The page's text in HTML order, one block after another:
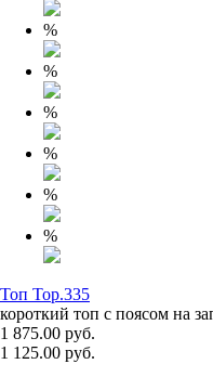
%
%
%
%
%
%
Топ Top.335
короткий топ с поясом на
1 875.00 руб.
1 125.00 руб.